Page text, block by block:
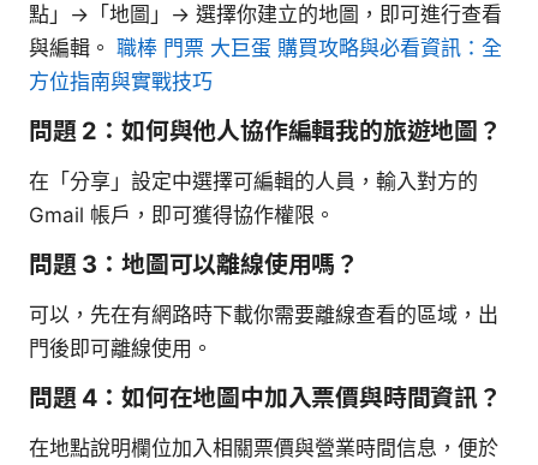
點」→「地圖」→ 選擇你建立的地圖，即可進行查看
與編輯。 職棒 門票 大巨蛋 購買攻略與必看資訊：全
方位指南與實戰技巧
問題 2：如何與他人協作編輯我的旅遊地圖？
在「分享」設定中選擇可編輯的人員，輸入對方的
Gmail 帳戶，即可獲得協作權限。
問題 3：地圖可以離線使用嗎？
可以，先在有網路時下載你需要離線查看的區域，出
門後即可離線使用。
問題 4：如何在地圖中加入票價與時間資訊？
在地點說明欄位加入相關票價與營業時間信息，便於